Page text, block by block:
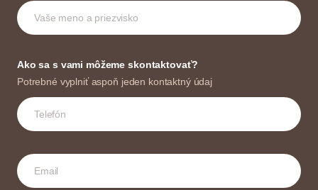
Ako sa s vami môžeme skontaktovať?
Potrebné vyplniť aspoň jeden kontaktný údaj